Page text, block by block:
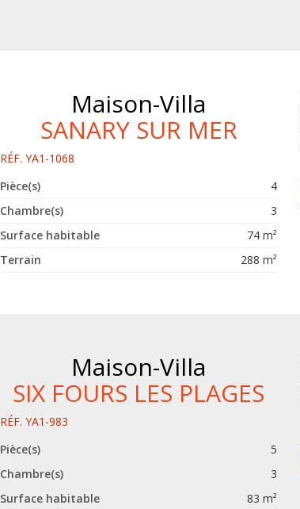
Maison-Villa
SANARY SUR MER
RÉF. YA1-1068
Pièce(s)
4
Chambre(s)
3
Surface habitable
74 m²
Terrain
288 m²
Maison-Villa
SIX FOURS LES PLAGES
RÉF. YA1-983
Pièce(s)
5
Chambre(s)
3
Surface habitable
83 m²